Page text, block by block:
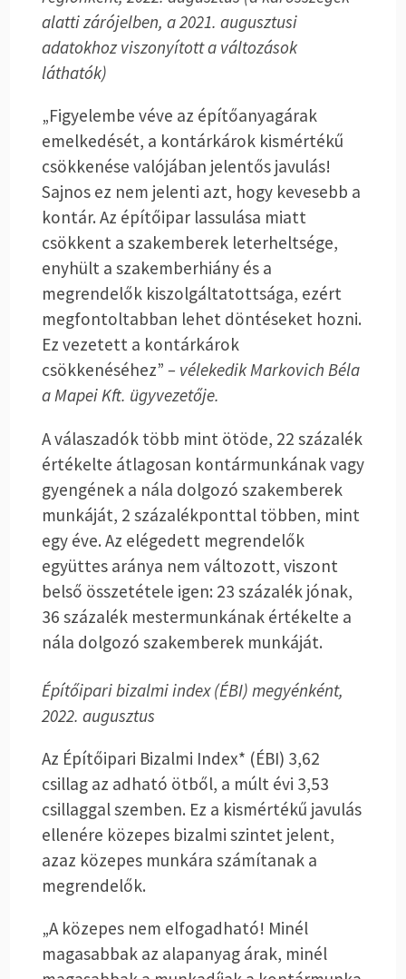
alatti zárójelben, a 2021. augusztusi
adatokhoz viszonyított a változások
láthatók)
„Figyelembe véve az építőanyagárak
emelkedését, a kontárkárok kismértékű
csökkenése valójában jelentős javulás!
Sajnos ez nem jelenti azt, hogy kevesebb a
kontár. Az építőipar lassulása miatt
csökkent a szakemberek leterheltsége,
enyhült a szakemberhiány és a
megrendelők kiszolgáltatottsága, ezért
megfontoltabban lehet döntéseket hozni.
Ez vezetett a kontárkárok
csökkenéséhez” – vélekedik Markovich Béla
a Mapei Kft. ügyvezetője.
A válaszadók több mint ötöde, 22 százalék
értékelte átlagosan kontármunkának vagy
gyengének a nála dolgozó szakemberek
munkáját, 2 százalékponttal többen, mint
egy éve. Az elégedett megrendelők
együttes aránya nem változott, viszont
belső összetétele igen: 23 százalék jónak,
36 százalék mestermunkának értékelte a
nála dolgozó szakemberek munkáját.
Építőipari bizalmi index (ÉBI) megyénként,
2022. augusztus
Az Építőipari Bizalmi Index* (ÉBI) 3,62
csillag az adható ötből, a múlt évi 3,53
csillaggal szemben. Ez a kismértékű javulás
ellenére közepes bizalmi szintet jelent,
azaz közepes munkára számítanak a
megrendelők.
„A közepes nem elfogadható! Minél
magasabbak az alapanyag árak, minél